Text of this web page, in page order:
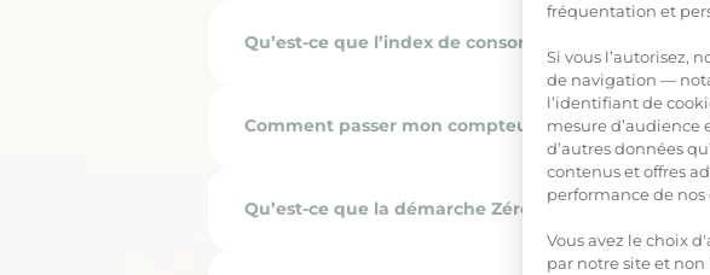
fréquentation et
Si vous l’autorisez,
de navigation —
l’identifiant de
mesure d’audience
d’autres données
contenus et offres
performance de nos
Vous avez le choix
par notre site et
Qu’est-ce que l’index de consommation ?
Comment passer mon compteur en monophasé ou
Qu’est-ce que la démarche Zéro Papier ?